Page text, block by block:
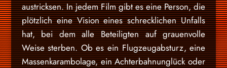
austricksen. In jedem Film gibt es eine Person, die
plötzlich eine Vision eines schrecklichen Unfalls
hat, bei dem alle Beteiligten auf grauenvolle
Weise sterben. Ob es ein Flugzeugabsturz, eine
Massenkarambolage, ein Achterbahnunglück oder